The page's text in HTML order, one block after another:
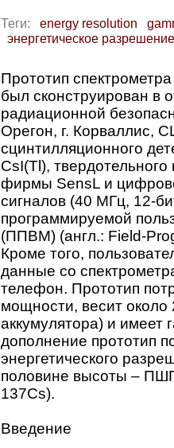
Теги: energy resolution
энергетическое разрешение
Прототип
был сконструирован в
радиационной
Орегон, г. Корваллис,
сцинтилляционного
CsI(Tl),
фирмы SensL и
сигналов (40 МГц, 12-
программируемой
(ППВМ) (англ.: Field-
Кроме того,
данные со
телефон. Прототип
мощности, весит около
аккумулятора) и имеет
дополнение прототип
энергетического
половине высоты –
137Cs).
Введение